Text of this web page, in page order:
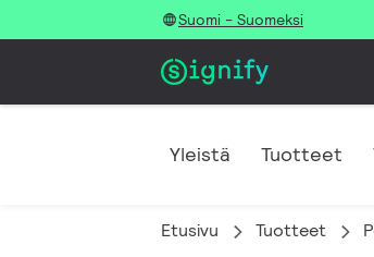
Suomi - Suomeksi
Yleistä Tuotteet
Etusivu Tuotteet